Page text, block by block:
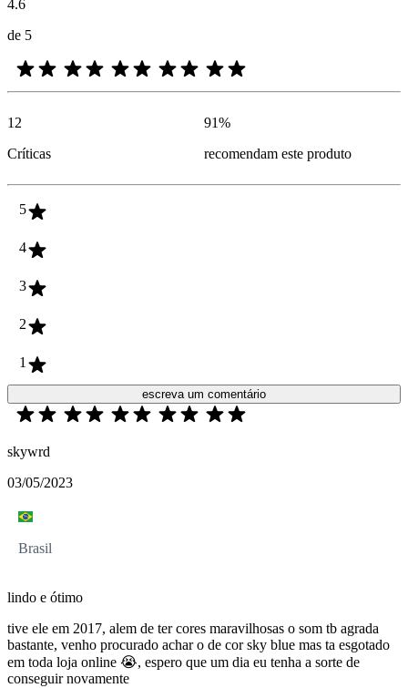
4.6
de 5
12
Críticas
91%
recomendam este produto
5
4
3
2
1
escreva um comentário
skywrd
03/05/2023
Brasil
lindo e ótimo
tive ele em 2017, alem de ter cores maravilhosas o som tb agrada
bastante, venho procurado achar o de cor sky blue mas ta esgotado
em toda loja online 😭, espero que um dia eu tenha a sorte de
conseguir novamente